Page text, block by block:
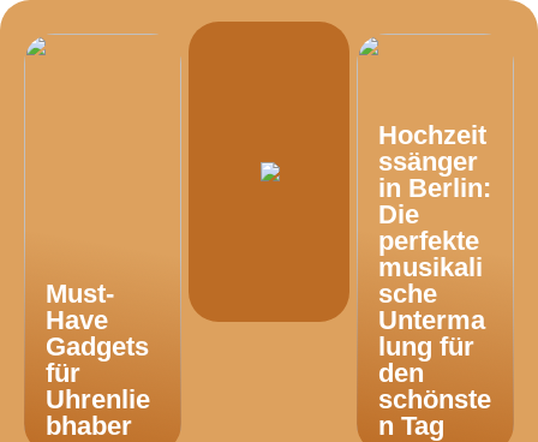
Must-
Have
Gadgets
für
Uhrenlie
bhaber
Hochzeit
ssänger
in Berlin:
Die
perfekte
musikali
sche
Unterma
lung für
den
schönste
n Tag